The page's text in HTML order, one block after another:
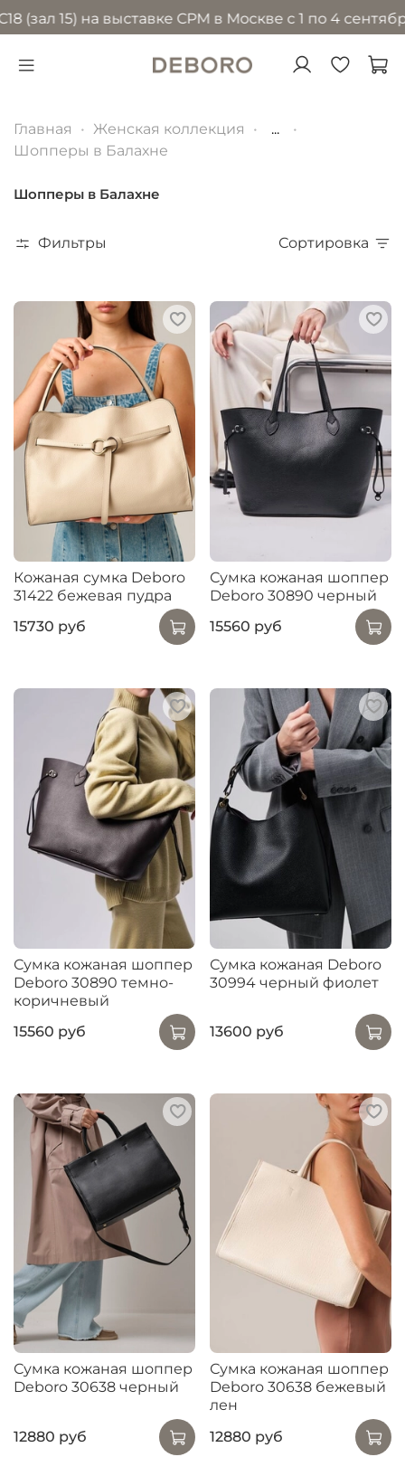
на выставке CPM в Москве с 1 по 4 сентября
Главная Женская коллекция
...
Шопперы в Балахне
Шопперы в Балахне
Фильтры Сортировка
Кожаная сумка Deboro
31422 бежевая пудра
15730 руб
Сумка кожаная шоппер
Deboro 30890 черный
15560 руб
Сумка кожаная шоппер
Deboro 30890 темно-
коричневый
15560 руб
Сумка кожаная Deboro
30994 черный фиолет
13600 руб
Сумка кожаная шоппер
Deboro 30638 черный
12880 руб
Сумка кожаная шоппер
Deboro 30638 бежевый
лен
12880 руб